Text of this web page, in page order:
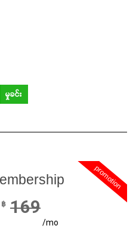
မှုခင်း
promotion
฿ 169
/mo